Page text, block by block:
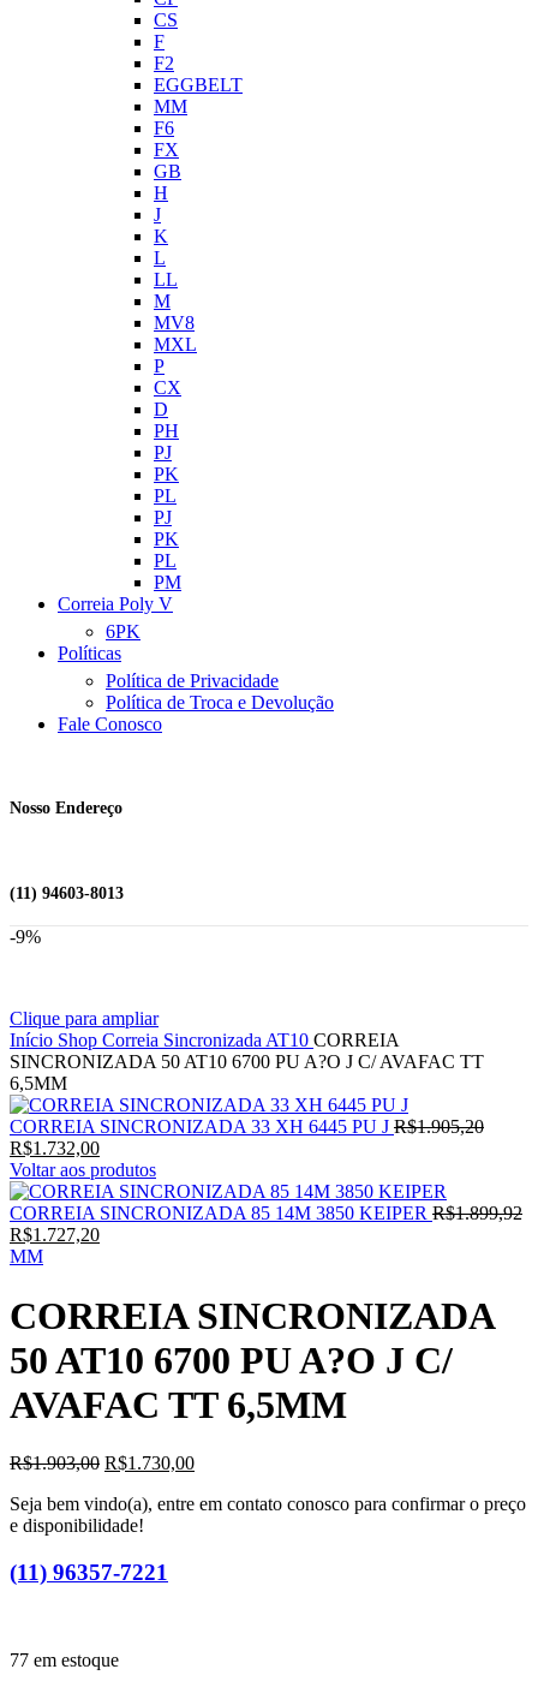
CS
F
F2
EGGBELT
MM
F6
FX
GB
H
J
K
L
LL
M
MV8
MXL
P
CX
D
PH
PJ
PK
PL
PJ
PK
PL
PM
Correia Poly V
6PK
Políticas
Política de Privacidade
Política de Troca e Devolução
Fale Conosco
Nosso Endereço
(11) 94603-8013
-9%
Clique para ampliar
Início Shop Correia SincronizadaAT10 CORREIA
SINCRONIZADA 50 AT10 6700 PU A?O J C/ AVAFAC TT
6,5MM
CORREIA SINCRONIZADA 33 XH 6445 PU J R$1.905,20O
R$1.732,00O
preço
atual
é:
R$1.732,00.
Voltar aos produtos
CORREIA SINCRONIZADA 85 14M 3850 KEIPER R$1.899,92O
R$1.727,20O
é:
R$1.727,20.
MM
CORREIA SINCRONIZADA
50 AT10 6700 PU A?O J C/
AVAFAC TT 6,5MM
R$1.903,00 O
original
era:
R$1.730,00O
atual
Seja bem vindo(a), entre em contato conosco para confirmar o preço
e disponibilidade!
(11) 96357-7221
77 em estoque